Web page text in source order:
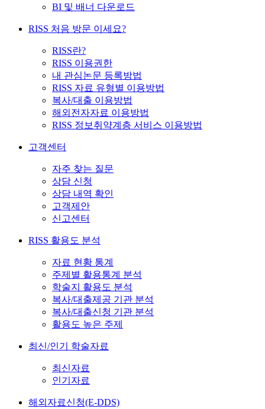
BI 및 배너 다운로드
RISS 처음 방문 이세요?
RISS란?
RISS 이용권한
내 관심논문 등록방법
RISS 자료 유형별 이용방법
복사/대출 이용방법
해외전자자료 이용방법
RISS 정보취약계층 서비스 이용방법
고객센터
자주 찾는 질문
상담 신청
상담 내역 확인
고객제안
신고센터
RISS 활용도 분석
자료 현황 통계
주제별 활용통계 분석
학술지 활용도 분석
복사/대출제공 기관 분석
복사/대출신청 기관 분석
활용도 높은 주제
최신/인기 학술자료
최신자료
인기자료
해외자료신청(E-DDS)